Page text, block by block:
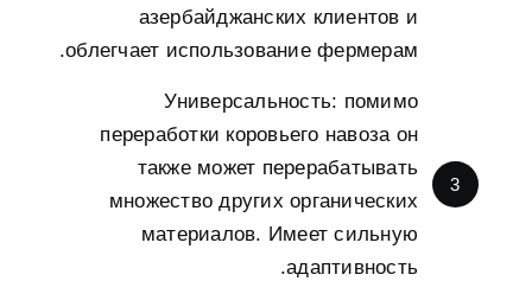
азербайджанских клиентов и
облегчает использование фермерам
.
3
Универсальность: помимо
переработки коровьего навоза он
также может перерабатывать
множество других органических
материалов. Имеет сильную
адаптивность
.